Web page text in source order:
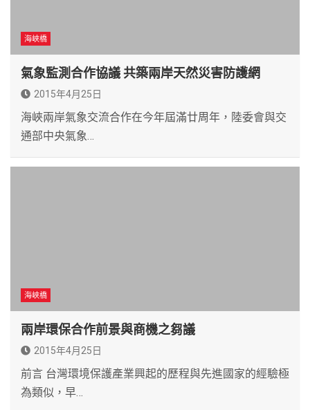
海峽橋
氣象監測合作協議 共築兩岸天然災害防護網
2015年4月25日
海峽兩岸氣象交流合作在今年屆滿廿周年，陸委會與交
通部中央氣象…
海峽橋
兩岸環保合作前景與商機之芻議
2015年4月25日
前言 台灣環境保護產業興起的歷程與先進國家的經驗極
為類似，早…